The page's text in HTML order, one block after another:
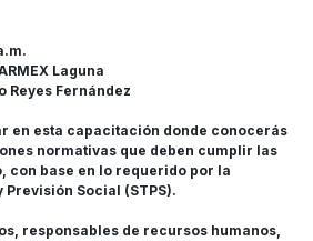
Laguna
Reyes Fernández
en esta capacitación donde conocerás
normativas que deben cumplir las
con base en lo requerido por la
Social (STPS).
responsables de recursos humanos,